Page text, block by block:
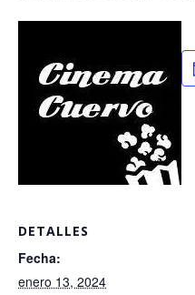
DETALLES
Fecha:
enero 13, 2024